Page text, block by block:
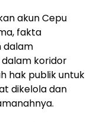
akun Cepu
fakta
dalam
koridor
hak publik untuk
dikelola dan